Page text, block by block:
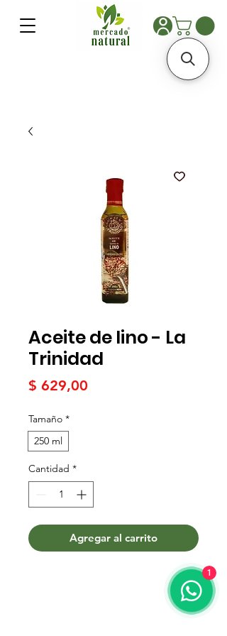
Aceite de lino - La
Trinidad
$ 629,00
Tamaño *
250 ml
Cantidad *
Agregar al carrito
1